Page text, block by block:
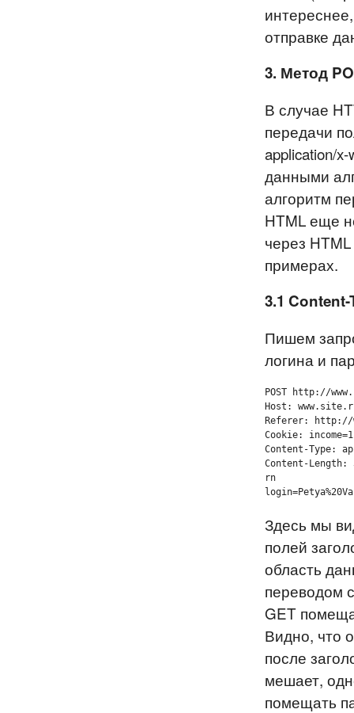
отправке
3. Метод
В случае
передачи
application/
данными
алгоритм
HTML еще
через
примерах.
3.1
Пишем
логина и
POST http://
Host:
Referer: http://
Cookie:
Content-Type:
Content-Length:
rn
Здесь мы
полей
область
переводом
GET
Видно, что
после
мешает,
помещать